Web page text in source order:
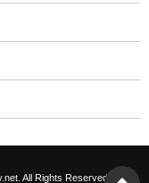
All Rights Reserved.